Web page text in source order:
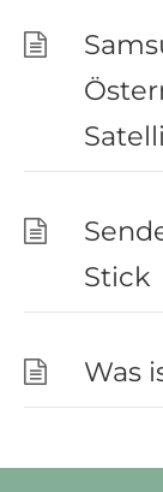
Stick
Was